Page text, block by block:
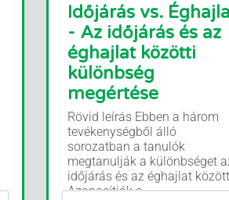
Időjárás vs.
- Az időjárás és az
éghajlat közötti
különbség
megértése
Rövid leírás Ebben a három
tevékenységből álló
sorozatban a tanulók
megtanulják a különbséget
időjárás és az éghajlat
Azonosítják a...